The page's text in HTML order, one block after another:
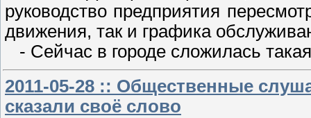
руководство предприятия
движения, так и графика
- Сейчас в городе сложилась
2011-05-28 :: Общественные
сказали своё слово